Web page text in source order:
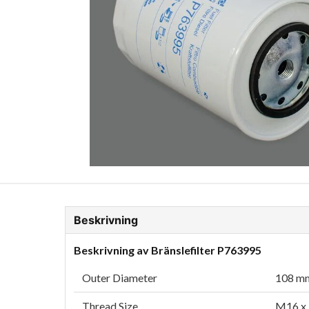
Fordonskem
Motorolja tunga fordon
Beskrivning
Beskrivning av Bränslefilter P763995
Outer Diameter 108
Thread Size M16 x